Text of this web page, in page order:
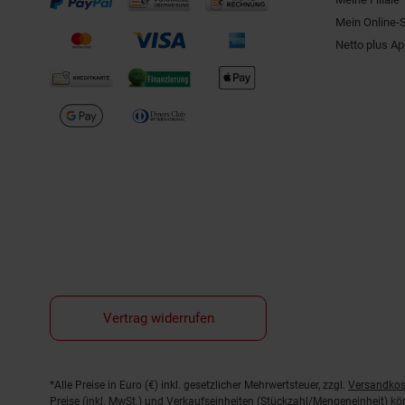
Mein Online-
Netto plus
Vertrag widerrufen
Fußnoten
*Alle Preise in Euro (€) inkl. gesetzlicher Mehrwertsteuer, zzgl.
Preise (inkl. MwSt.) und Verkaufseinheiten (Stückzahl/Mengeneinheit)